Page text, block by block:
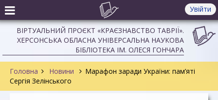
Увійти
ВІРТУАЛЬНИЙ ПРОЄКТ «КРАЄЗНАВСТВО ТАВРІЇ».
ХЕРСОНСЬКА ОБЛАСНА УНІВЕРСАЛЬНА НАУКОВА
БІБЛІОТЕКА ІМ. ОЛЕСЯ ГОНЧАРА
Головна Новини
Марафон заради України: пам’яті
Сергія Зелінського